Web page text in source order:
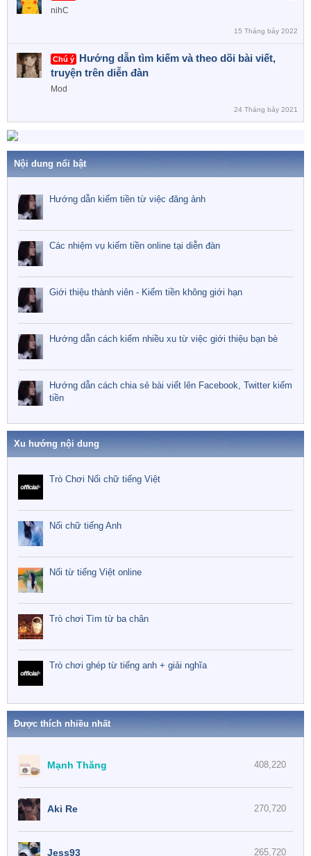
ọ
nihC
15 Tháng bảy 2022
Chú ý
Hướng dẫn tìm kiếm và theo dõi bài viết,
truyện trên diễn đàn
Mod
24 Tháng bảy 2021
Nội dung nổi bật
Hướng dẫn kiếm tiền từ việc đăng ảnh
Các nhiệm vụ kiếm tiền online tại diễn đàn
Giới thiệu thành viên - Kiếm tiền không giới hạn
Hướng dẫn cách kiếm nhiều xu từ việc giới thiệu bạn bè
Hướng dẫn cách chia sẻ bài viết lên Facebook, Twitter kiếm
tiền
Xu hướng nội dung
Trò Chơi Nối chữ tiếng Việt
Nối chữ tiếng Anh
Nối từ tiếng Việt online
Trò chơi Tìm từ ba chân
Trò chơi ghép từ tiếng anh + giải nghĩa
Được thích nhiều nhất
408,220
Mạnh Thăng
270,720
Aki Re
265,720
Jess93